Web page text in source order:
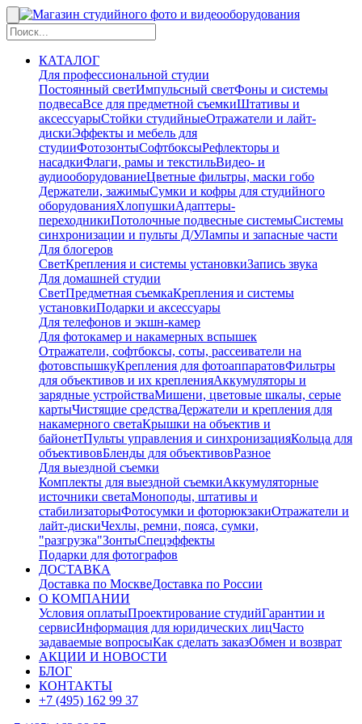
КАТАЛОГ
Для профессиональной студии
Постоянный светИмпульсный светФоны и системы
подвесаВсе для предметной съемкиШтативы и
аксессуарыСтойки студийныеОтражатели и лайт-
дискиЭффекты и мебель для
студииФотозонтыСофтбоксыРефлекторы и
насадкиФлаги, рамы и текстильВидео- и
аудиооборудованиеЦветные фильтры, маски гобо
Держатели, зажимыСумки и кофры для студийного
оборудованияХлопушкиАдаптеры-
переходникиПотолочные подвесные системыСистемы
синхронизации и пульты Д/УЛампы и запасные части
Для блогеров
СветКрепления и системы установкиЗапись звука
Для домашней студии
СветПредметная съемкаКрепления и системы
установкиПодарки и аксессуары
Для телефонов и экшн-камер
Для фотокамер и накамерных вспышек
Отражатели, софтбоксы, соты, рассеиватели на
фотовспышкуКрепления для фотоаппаратовФильтры
для объективов и их крепленияАккумуляторы и
зарядные устройстваМишени, цветовые шкалы, серые
картыЧистящие средстваДержатели и крепления для
накамерного светаКрышки на объектив и
байонетПульты управления и синхронизацияКольца для
объективовБленды для объективовРазное
Для выездной съемки
Комплекты для выездной съемкиАккумуляторные
источники светаМоноподы, штативы и
стабилизаторыФотосумки и фоторюкзакиОтражатели и
лайт-дискиЧехлы, ремни, пояса, сумки,
"разгрузка"ЗонтыСпецэффекты
Подарки для фотографов
ДОСТАВКА
Доставка по МосквеДоставка по России
О КОМПАНИИ
Условия оплатыПроектирование студийГарантии и
сервисИнформация для юридических лицЧасто
задаваемые вопросыКак сделать заказОбмен и возврат
АКЦИИ И НОВОСТИ
БЛОГ
КОНТАКТЫ
+7 (495) 162 99 37